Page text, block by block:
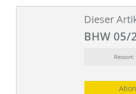
Dieser
BHW 05/